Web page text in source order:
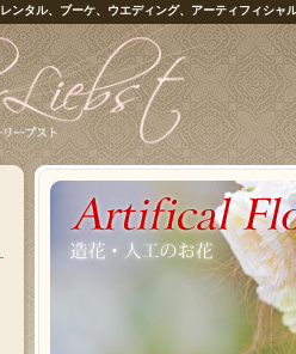
レンタル、ブーケ、ウエディング、アーティフィシャ